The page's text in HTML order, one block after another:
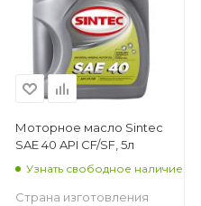
Моторное масло Sintec
SAE 40 API CF/SF, 5л
Узнать свободное наличие
Страна изготовления